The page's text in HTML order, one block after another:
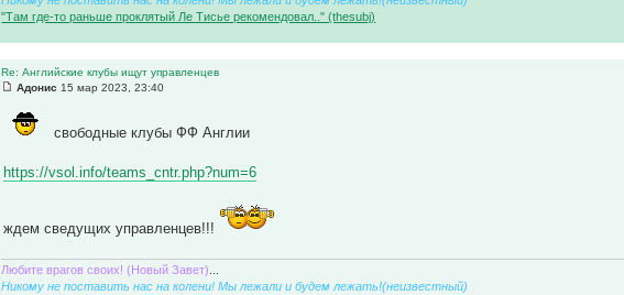
"Там где-то раньше проклятый Ле Тисье рекомендовал.." (thesubj)
Re: Английские клубы ищут управленцев
Адонис 15 мар 2023, 23:40
свободные клубы ФФ Англии
https://vsol.info/teams_cntr.php?num=6
ждем сведущих управленцев!!!
Любите врагов своих! (Новый Завет)
Никому не поставить нас на колени! Мы лежали и будем лежать!(неизвестный)